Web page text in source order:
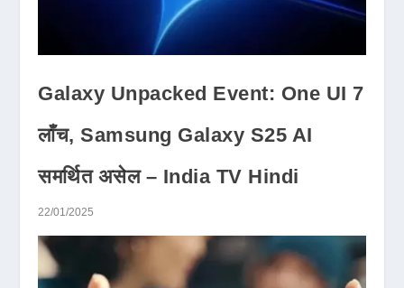
Galaxy Unpacked Event: One UI 7
लाँच, Samsung Galaxy S25 AI
समर्थित असेल – India TV Hindi
22/01/2025